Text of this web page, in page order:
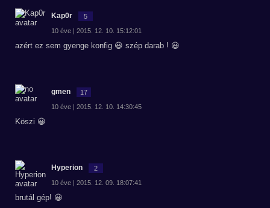
Kap0r 5
10 éve | 2015. 12. 10. 15:12:01
azért ez sem gyenge konfig 😃 szép darab ! 😃
gmen 17
10 éve | 2015. 12. 10. 14:30:45
Köszi 😀
Hyperion 2
10 éve | 2015. 12. 09. 18:07:41
brutál gép! 😀